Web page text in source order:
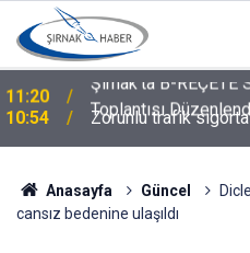
10:54 Zorunlu trafik
Anasayfa Güncel
cansız bedenine ulaşıldı